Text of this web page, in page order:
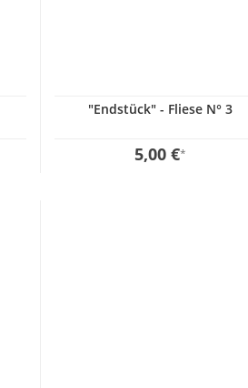
"Endstück" - Fliese N° 3
5,00 €*